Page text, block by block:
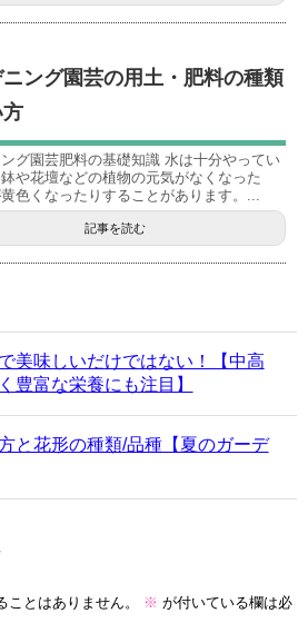
ニング園芸の用土・肥料の種類
方
グ園芸肥料の基礎知識 水は十分やってい
や花壇などの植物の元気がなくなった
色くなったりすることがあります。...
記事を読む
美味しいだけではない！【中高
豊富な栄養にも注目】
と花形の種類/品種【夏のガーデ
とはありません。 ※ が付いている欄は必